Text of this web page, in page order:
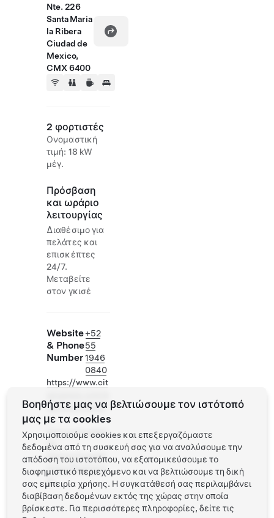
Nte. 226
Santa Maria
la Ribera
Ciudad de
Mexico,
CMX 6400
2 φορτιστές
Ονομαστική
τιμή: 18 kW
μέγ.
Πρόσβαση
και ωράριο
λειτουργίας
Διαθέσιμο για
πελάτες και
επισκέπτες
24/7.
Μεταβείτε
στον γκισέ
Website
& Phone
Number
+52
55
1946
0840
https://www.cit
xpress/hoteles
-
mexico/ciudad-
de-
mexico/cuauht
emoc/buenavis
ta
Βοηθήστε μας να βελτιώσουμε τον ιστότοπό
μας με τα cookies
Χρησιμοποιούμε cookies και επεξεργαζόμαστε
δεδομένα από τη συσκευή σας για να αναλύσουμε την
απόδοση του ιστοτόπου, να εξατομικεύσουμε το
διαφημιστικό περιεχόμενο και να βελτιώσουμε τη δική
σας εμπειρία χρήσης. Η συγκατάθεσή σας περιλαμβάνει
διαβίβαση δεδομένων εκτός της χώρας στην οποία
βρίσκεστε. Για περισσότερες πληροφορίες, δείτε τις